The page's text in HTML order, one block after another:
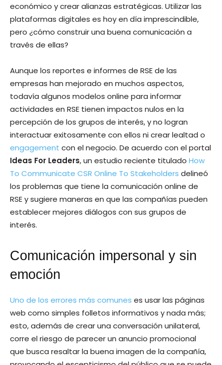
económico y crear alianzas estratégicas. Utilizar las
plataformas digitales es hoy en día imprescindible,
pero ¿cómo construir una buena comunicación a
través de ellas?
Aunque los reportes e informes de RSE de las
empresas han mejorado en muchos aspectos,
todavía algunos modelos online para informar
actividades en RSE tienen impactos nulos en la
percepción de los grupos de interés, y no logran
interactuar exitosamente con ellos ni crear lealtad o
engagement con el negocio. De acuerdo con el portal
Ideas For Leaders, un estudio reciente titulado How
To Communicate CSR Online To Stakeholders delineó
los problemas que tiene la comunicación online de
RSE y sugiere maneras en que las compañías pueden
establecer mejores diálogos con sus grupos de
interés.
Comunicación impersonal y sin
emoción
Uno de los errores más comunes es usar las páginas
web como simples folletos informativos y nada más;
esto, además de crear una conversación unilateral,
corre el riesgo de parecer un anuncio promocional
que busca resaltar la buena imagen de la compañía,